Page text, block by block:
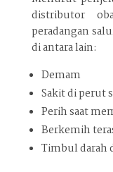
distributor
peradangan
di antara lain:
Demam
Sakit di perut
Perih saat
Berkemih
Timbul darah